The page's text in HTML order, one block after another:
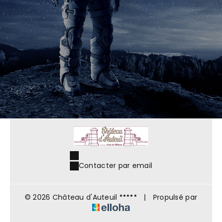
Contacter par email
© 2026 Château d'Auteuil | Propulsé par